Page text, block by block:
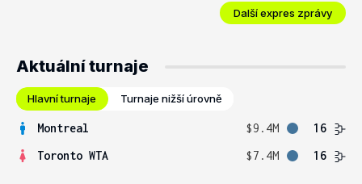
Další expres zprávy
Aktuální turnaje
Hlavní turnaje Turnaje nižší úrovně
Montreal $9.4M
16
Toronto WTA
$7.4M 16